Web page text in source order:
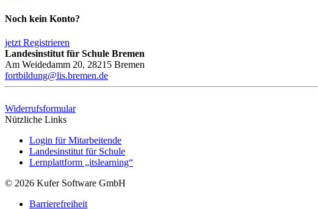
Noch kein Konto?
jetzt Registrieren
Landesinstitut für Schule Bremen
Am Weidedamm 20, 28215 Bremen
fortbildung@lis.bremen.de
Widerrufsformular
Nützliche Links
Login für Mitarbeitende
Landesinstitut für Schule
Lernplattform „itslearning“
© 2026 Kufer Software GmbH
Barrierefreiheit